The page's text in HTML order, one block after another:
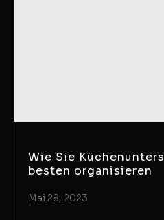
Wie Sie
besten organisieren
Mai 28, 2023